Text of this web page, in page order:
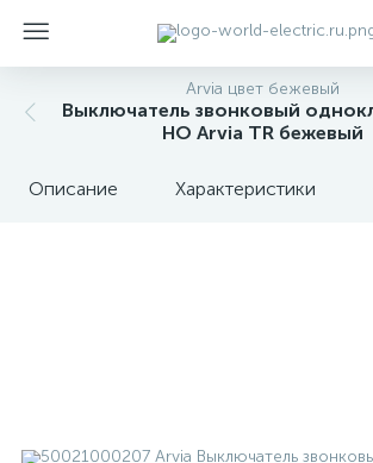
Arvia цвет бежевый
Выключатель звонковый
НО Arvia TR бежевый
Описание Характеристики